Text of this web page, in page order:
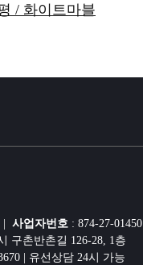
/ 화이트마블
| 사업자번호 : 874-27-01450
구촌반촌길 126-28, 1층
| 유선상담 24시 가능